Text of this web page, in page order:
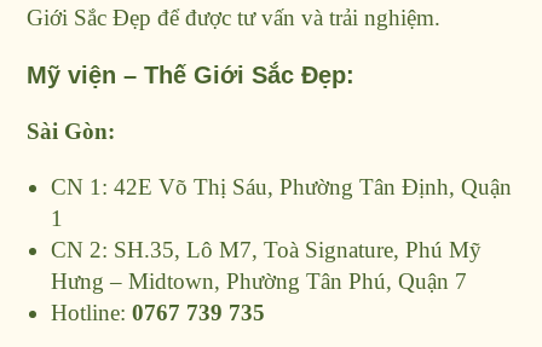
Giới Sắc Đẹp để được tư vấn và trải nghiệm.
Mỹ viện – Thế Giới Sắc Đẹp:
Sài Gòn:
CN 1: 42E Võ Thị Sáu, Phường Tân Định, Quận
1
CN 2: SH.35, Lô M7, Toà Signature, Phú Mỹ
Hưng – Midtown, Phường Tân Phú, Quận 7
Hotline: 0767 739 735